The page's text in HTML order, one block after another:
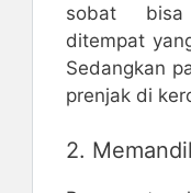
sobat bisa
ditempat
Sedangkan
prenjak di
2.